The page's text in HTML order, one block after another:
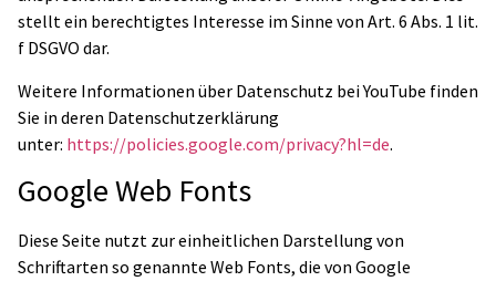
stellt ein berechtigtes Interesse im Sinne von Art. 6 Abs. 1 lit.
f DSGVO dar.
Weitere Informationen über Datenschutz bei YouTube finden
Sie in deren Datenschutzerklärung
unter: https://policies.google.com/privacy?hl=de.
Google Web Fonts
Diese Seite nutzt zur einheitlichen Darstellung von
Schriftarten so genannte Web Fonts, die von Google